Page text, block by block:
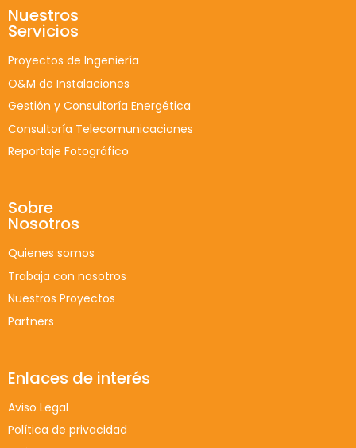
Nuestros
Servicios
Proyectos de Ingeniería
O&M de Instalaciones
Gestión y Consultoría Energética
Consultoría Telecomunicaciones
Reportaje Fotográfico
Sobre
Nosotros
Quienes somos
Trabaja con nosotros
Nuestros Proyectos
Partners
Enlaces de interés
Aviso Legal
Política de privacidad